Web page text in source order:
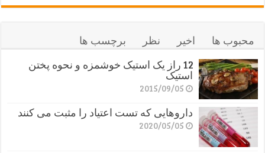
محبوب ها اخیر نظر
برچسب ها
12 راز یک استیک خوشمزه و نحوه پختن
استیک
2015/09/05
داروهایی که تست اعتیاد را مثبت می کنند
2020/05/05